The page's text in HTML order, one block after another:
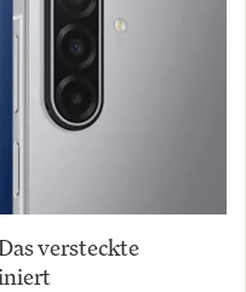
versteckte